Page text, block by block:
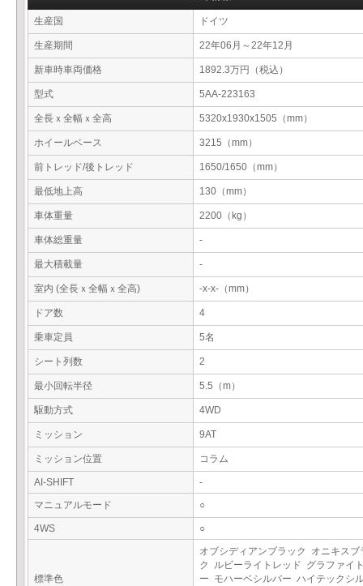
生産国 ドイツ
生産期間 22年06月～22年12月
新車時車両価格 1892.3万円（税込）
型式 5AA-223163
全長ｘ全幅ｘ全高 5320x1930x1505（mm）
ホイールベース 3215（mm）
前トレッド/後トレッド 1650/1650（mm）
最低地上高 130（mm）
車体重量 2200（kg）
車体総重量 -
最大積載量 -
室内 (全長ｘ全幅ｘ全高) -x-x-（mm）
ドア数 4
乗車定員 5名
シート列数 2
最小回転半径 5.5（m）
駆動方式 4WD
ミッション 9AT
ミッション位置 コラム
AI-SHIFT
-
マニュアルモード
○
4WS ○
標準色
オブシディアンブラック オニキスブ
ク ルビーライトレッド グラファイ
ー モハーベシルバー ハイテックシ